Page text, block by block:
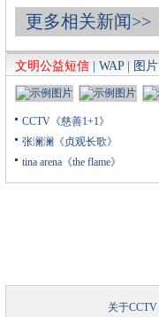
更多相关新闻>>
文明公益短信 WAP| 图片
CCTV《慈善1+1》
张澜澜《贞观长歌》
tina arena《the flame》
关于CCTV